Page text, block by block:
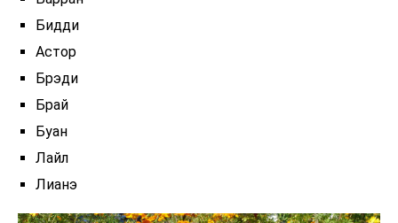
Бидди
Астор
Брэди
Брай
Буан
Лайл
Лианэ